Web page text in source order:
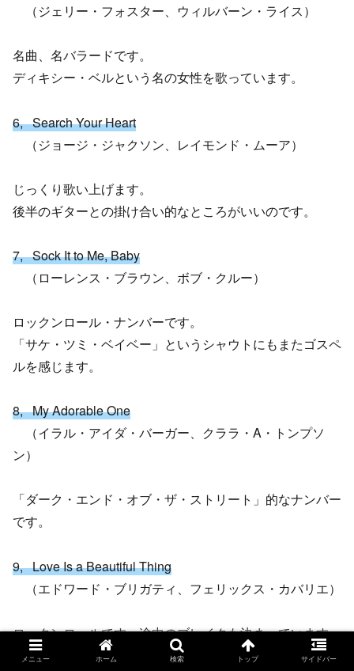
（ジェリー・フォスター、ウィルバーン・ライス）
名曲、名バラードです。
ディキシー・ベルという名の女性を歌っています。
6, Search Your Heart
（ジョージ・ジャクソン、レイモンド・ムーア）
じっくり歌い上げます。
後半のギターとの掛け合い的なところがいいのです。
7, Sock It to Me, Baby
（ローレンス・ブラウン、ボブ・クルー）
ロックンロール・ナンバーです。
「サケ・ツミ・ベイベー」というシャウトにもまたゴスペ
ルを感じます。
8, My Adorable One
（イラル・アイダ・バーガー、クララ・A・トンプソ
ン）
「ダーク・エンド・オブ・ザ・ストリート」的なナンバー
です。
9, Love Is a Beautiful Thing
（エドワード・ブリガティ、フェリックス・カバリエ）
ロックンロールです。途中のブレイクも決まっています。
作者のフェリックス・キャバリエはロックバンド、ラスカ
メニュー ホーム 検索 トップ サイドバー